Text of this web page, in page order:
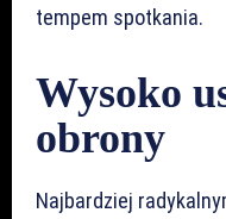
tempem spotkania.
Wysoko
obrony
Najbardziej